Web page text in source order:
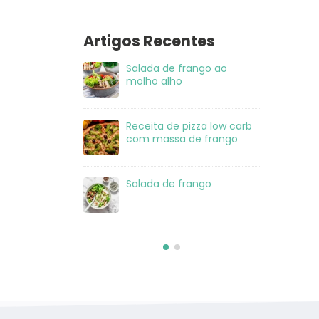
Artigos Recentes
Salada de Atum
Lasanha Low Carb
Salmão com crosta de